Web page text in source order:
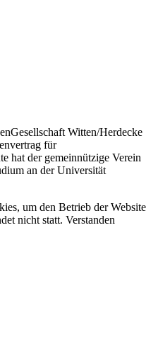
Witten/Herdecke
für
hat der gemeinnützige Verein
an der Universität
um den Betrieb der Website
nicht statt. Verstanden